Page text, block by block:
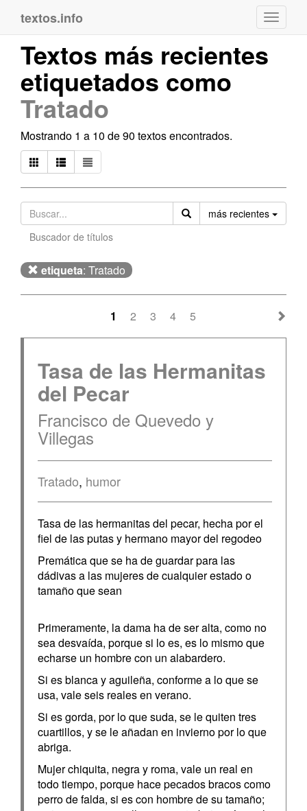
textos.info
Textos más recientes
etiquetados como
Tratado
Mostrando 1 a 10 de 90 textos encontrados.
más recientes
Buscador de títulos
etiqueta: Tratado
1 2 3 4 5
Tasa de las Hermanitas
del Pecar
Francisco de Quevedo y
Villegas
Tratado, humor
Tasa de las hermanitas del pecar, hecha por el
fiel de las putas y hermano mayor del regodeo
Premática que se ha de guardar para las
dádivas a las mujeres de cualquier estado o
tamaño que sean
Primeramente, la dama ha de ser alta, como no
sea desvaída, porque si lo es, es lo mismo que
echarse un hombre con un alabardero.
Si es blanca y aguileña, conforme a lo que se
usa, vale seis reales en verano.
Si es gorda, por lo que suda, se le quiten tres
cuartillos, y se le añadan en invierno por lo que
abriga.
Mujer chiquita, negra y roma, vale un real en
todo tiempo, porque hace pecados bracos como
perro de falda, si es con hombre de su tamaño;